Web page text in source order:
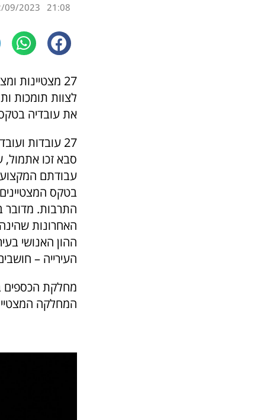
21:08
09/2023
27
לצוות תומכות
את עובדיה
27 עובדות
עבודתם
בטקס
התרבות. מדובר
האחרונות
ההון האנושי
העירייה –
מחלקת הכספים
המחלקה